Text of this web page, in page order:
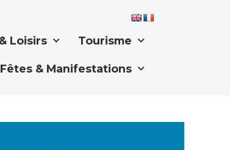
Loisirs Tourisme
Fêtes & Manifestations